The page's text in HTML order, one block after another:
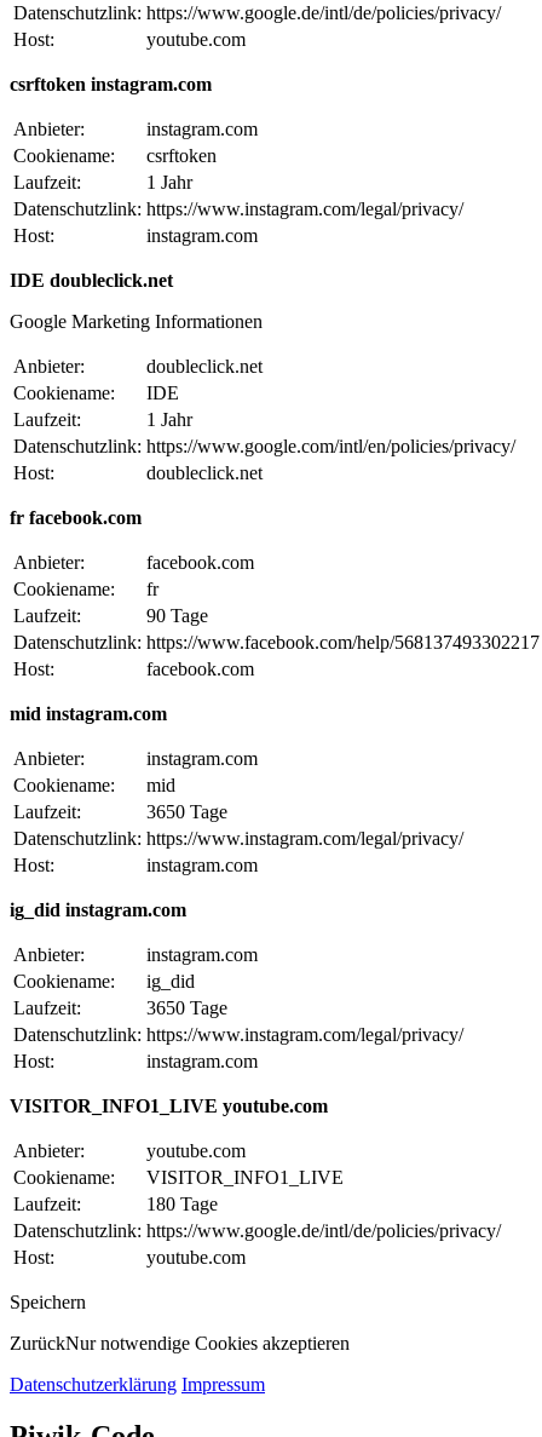
Datenschutzlink: https://www.google.de/intl/de/policies/privacy/
Host:
youtube.com
csrftoken instagram.com
Anbieter:
instagram.com
Cookiename:
csrftoken
Laufzeit:
1 Jahr
Datenschutzlink: https://www.instagram.com/legal/privacy/
Host:
instagram.com
IDE doubleclick.net
Google Marketing Informationen
Anbieter:
doubleclick.net
Cookiename:
IDE
Laufzeit:
1 Jahr
Datenschutzlink: https://www.google.com/intl/en/policies/privacy/
Host:
doubleclick.net
fr facebook.com
Anbieter:
facebook.com
Cookiename:
fr
Laufzeit:
90 Tage
Datenschutzlink: https://www.facebook.com/help/568137493302217
Host:
facebook.com
mid instagram.com
Anbieter:
instagram.com
Cookiename:
mid
Laufzeit:
3650 Tage
Datenschutzlink: https://www.instagram.com/legal/privacy/
Host:
instagram.com
ig_did instagram.com
Anbieter:
instagram.com
Cookiename:
ig_did
Laufzeit:
3650 Tage
Datenschutzlink: https://www.instagram.com/legal/privacy/
Host:
instagram.com
VISITOR_INFO1_LIVE youtube.com
Anbieter:
youtube.com
Cookiename:
VISITOR_INFO1_LIVE
Laufzeit:
180 Tage
Datenschutzlink: https://www.google.de/intl/de/policies/privacy/
Host:
youtube.com
Speichern
ZurückNur notwendige Cookies akzeptieren
Datenschutzerklärung Impressum